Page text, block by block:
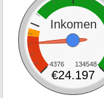
Inkomen
4376 134548
€24.197